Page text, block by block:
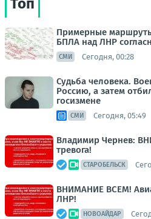
Топ
Примерные
БПЛА над ЛНР
СМИ Сегодня, 00:28
Судьба человека.
Россию, а затем
госизмене
СМИ Сегодня, 05:49
Владимир Чернев:
тревога!
СТАРОБЕЛЬСК
ВНИМАНИЕ ВСЕМ!
ЛНР!
НОВОАЙДАР